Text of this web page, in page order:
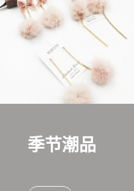
季节潮品